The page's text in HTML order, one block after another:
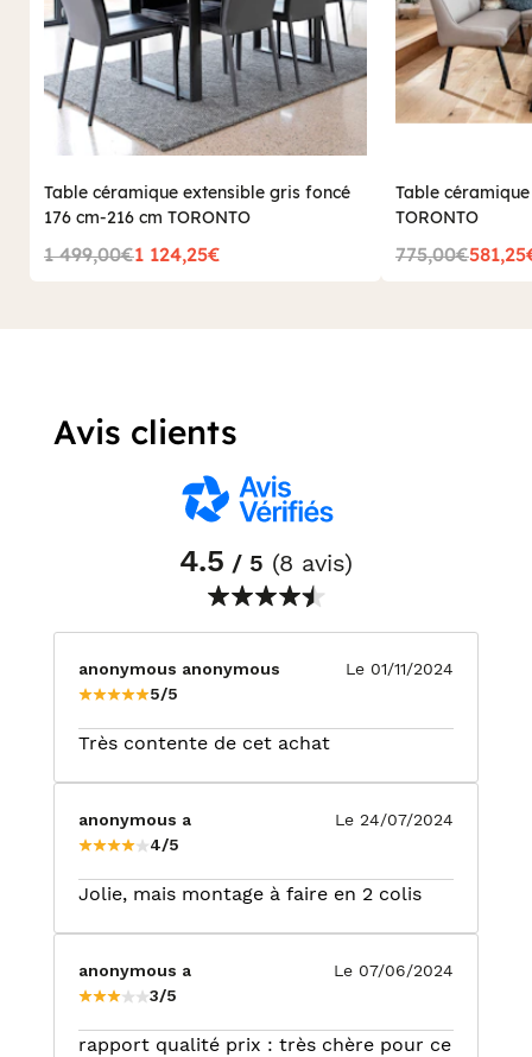
Table céramique extensible gris foncé
176 cm-216 cm TORONTO
1 499,00€1 124,25€
Table
TORONTO
775,00€
Avis clients
4.5 / 5 (8 avis)
anonymous anonymous
5/5
Le 01/11/2024
Très contente de cet achat
anonymous a
4/5
Le 24/07/2024
Jolie, mais montage à faire en 2 colis
anonymous a
3/5
Le 07/06/2024
rapport qualité prix : très chère pour ce